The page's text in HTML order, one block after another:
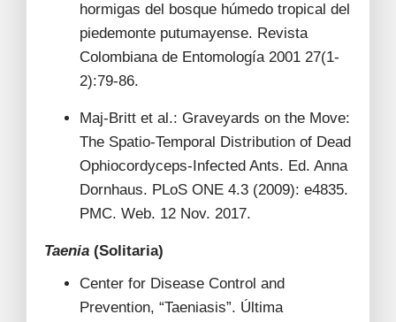
hormigas del bosque húmedo tropical del
piedemonte putumayense. Revista
Colombiana de Entomología 2001 27(1-
2):79-86.
Maj-Britt et al.: Graveyards on the Move:
The Spatio-Temporal Distribution of Dead
Ophiocordyceps-Infected Ants. Ed. Anna
Dornhaus. PLoS ONE 4.3 (2009): e4835.
PMC. Web. 12 Nov. 2017.
Taenia (Solitaria)
Center for Disease Control and
Prevention, “Taeniasis”. Última